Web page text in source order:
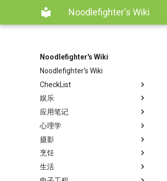
Noodlefighter's Wiki
Noodlefighter's Wiki
Noodlefighter's Wiki
CheckList
娱乐
应用笔记
心理学
摄影
烹饪
生活